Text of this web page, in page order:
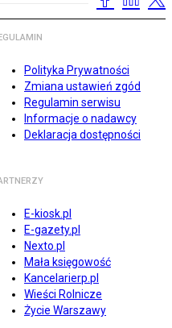
Polityka Prywatności
Zmiana ustawień zgód
Regulamin serwisu
Informacje o nadawcy
Deklaracja dostępności
E-kiosk.pl
E-gazety.pl
Nexto.pl
Mała księgowość
Kancelarierp.pl
Wieści Rolnicze
Życie Warszawy